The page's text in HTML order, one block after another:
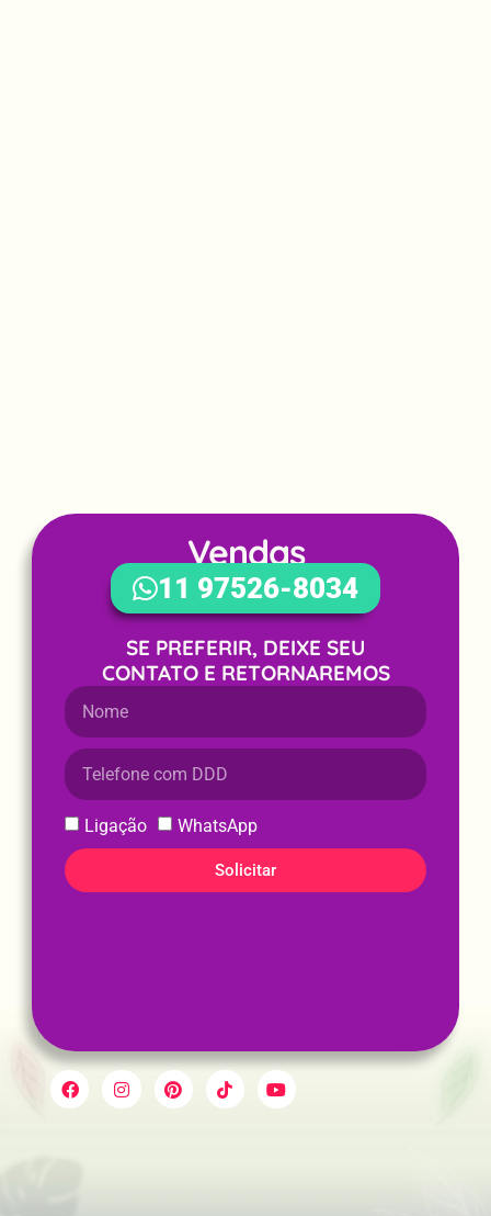
Vendas
11 97526-8034
SE PREFERIR, DEIXE SEU
CONTATO E RETORNAREMOS
Ligação WhatsApp
Solicitar